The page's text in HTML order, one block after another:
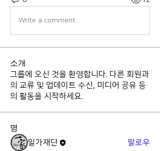
Write a comment...
소개
그룹에 오신 것을 환영합니다. 다른 회원과
의 교류 및 업데이트 수신, 미디어 공유 등
의 활동을 시작하세요.
명
일가재단
팔로우